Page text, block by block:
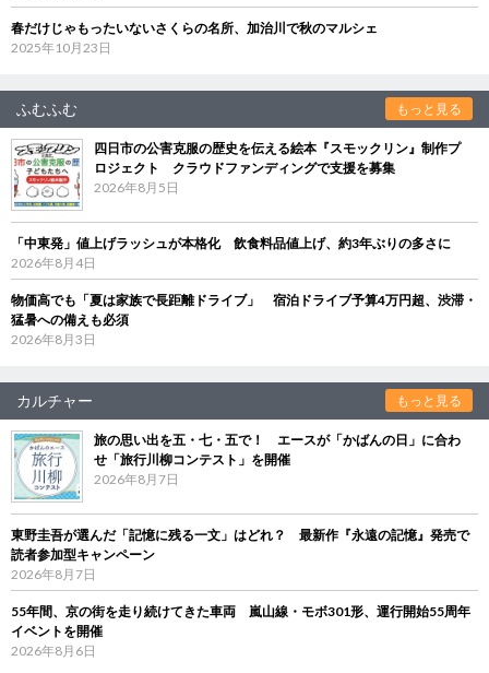
春だけじゃもったいないさくらの名所、加治川で秋のマルシェ
2025年10月23日
ふむふむ もっと見る
四日市の公害克服の歴史を伝える絵本『スモックリン』制作プ
ロジェクト クラウドファンディングで支援を募集
2026年8月5日
「中東発」値上げラッシュが本格化 飲食料品値上げ、約3年ぶりの多さに
2026年8月4日
物価高でも「夏は家族で長距離ドライブ」 宿泊ドライブ予算4万円超、渋滞・
猛暑への備えも必須
2026年8月3日
カルチャー もっと見る
旅の思い出を五・七・五で！ エースが「かばんの日」に合わ
せ「旅行川柳コンテスト」を開催
2026年8月7日
東野圭吾が選んだ「記憶に残る一文」はどれ？ 最新作『永遠の記憶』発売で
読者参加型キャンペーン
2026年8月7日
55年間、京の街を走り続けてきた車両 嵐山線・モボ301形、運行開始55周年
イベントを開催
2026年8月6日